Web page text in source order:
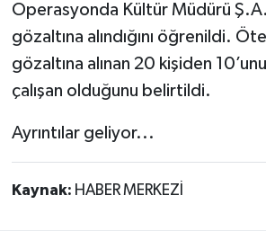
Operasyonda Kültür Müdürü
gözaltına alındığını öğrenildi.
gözaltına alınan 20 kişiden
çalışan olduğunu belirtildi.
Ayrıntılar geliyor...
Kaynak: HABER MERKEZİ